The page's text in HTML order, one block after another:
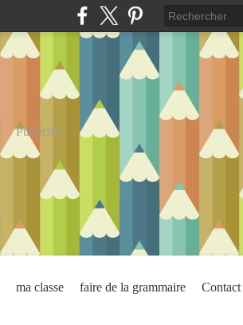
Publicité
ma classe faire de la grammaire Contact